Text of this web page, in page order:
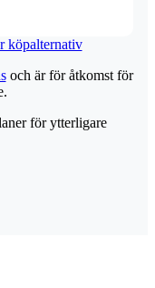
köpalternativ
och är för åtkomst för
för ytterligare